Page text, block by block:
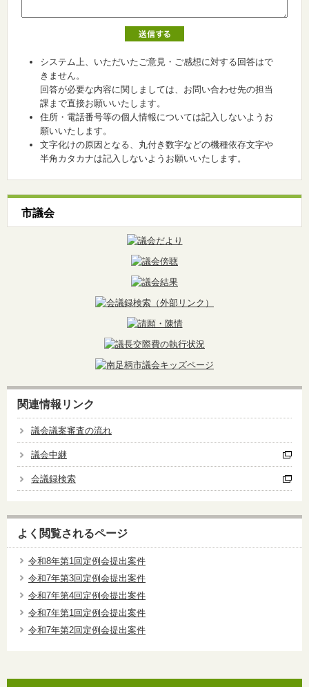
システム上、いただいたご意見・ご感想に対する回答はで
きません。
回答が必要な内容に関しましては、お問い合わせ先の担当
課まで直接お願いいたします。
住所・電話番号等の個人情報については記入しないようお
願いいたします。
文字化けの原因となる、丸付き数字などの機種依存文字や
半角カタカナは記入しないようお願いいたします。
市議会
関連情報リンク
議会議案審査の流れ
議会中継
会議録検索
よく閲覧されるページ
令和8年第1回定例会提出案件
令和7年第3回定例会提出案件
令和7年第4回定例会提出案件
令和7年第1回定例会提出案件
令和7年第2回定例会提出案件